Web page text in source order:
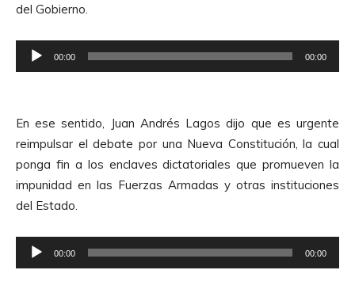
t
o
A
u
d
i
o
del Gobierno.
e
o
d
u
c
t
o
00:00 00:00
En ese sentido, Juan Andrés Lagos dijo que es urgente
reimpulsar el debate por una Nueva Constitución, la cual
ponga fin a los enclaves dictatoriales que promueven la
impunidad en las Fuerzas Armadas y otras instituciones
del Estado.
e
00:00 00:00